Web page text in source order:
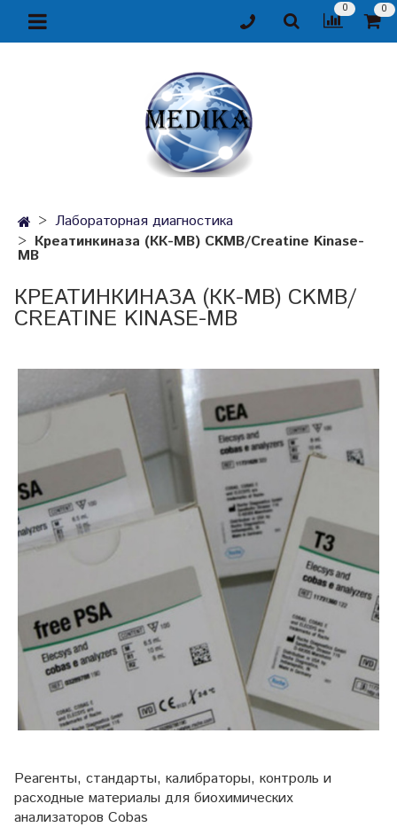
0 0
Лабораторная диагностика
Креатинкиназа (КК-МВ) CKMB/Сreatine Kinase-
MB
КРЕАТИНКИНАЗА (КК-МВ) CKMB/
СREATINE KINASE-MB
Реагенты, стандарты, калибраторы, контроль и
расходные материалы для биохимических
анализаторов Cobas